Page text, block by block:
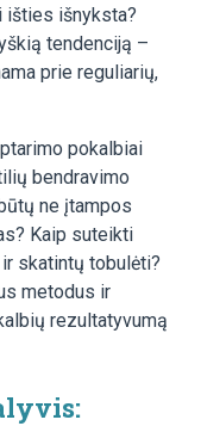
išties išnyksta?
tendenciją –
prie reguliarių,
pokalbiai
bendravimo
ne įtampos
Kaip suteikti
skatintų tobulėti?
metodus ir
rezultatyvumą